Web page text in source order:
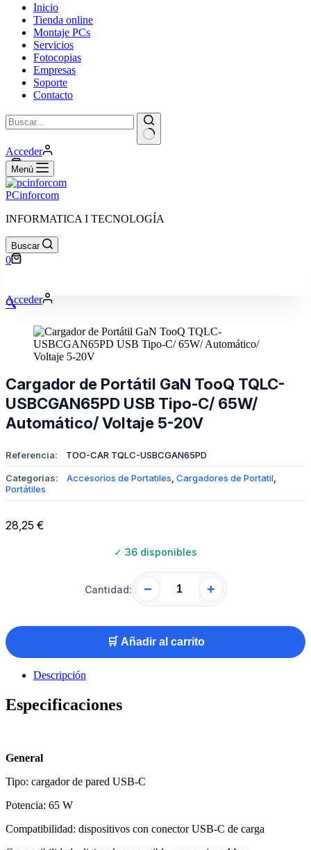
Inicio
Tienda online
Montaje PCs
Servicios
Fotocopias
Empresas
Soporte
Contacto
Sin
resultados
Acceder
Carro
de
compra
0Menú
PCinforcom
INFORMATICA I TECNOLOGÍA
Buscar
Carro
0
Acceder
🔍
Cargador de Portátil GaN TooQ TQLC-
USBCGAN65PD USB Tipo-C/ 65W/
Automático/ Voltaje 5-20V
Referencia: TOO-CAR TQLC-USBCGAN65PD
Categorías: Accesorios de Portatiles Cargadores de Portatil
Portátiles
28,25 €
✓ 36 disponibles
Cantidad: − +
🛒 Añadir al carrito
Descripción
Especificaciones
General
Tipo: cargador de pared USB-C
Potencia: 65 W
Compatibilidad: dispositivos con conector USB-C de carga